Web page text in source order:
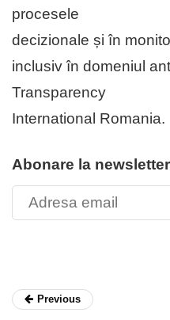
procesele
decizionale și în
inclusiv în domeniul
Transparency
International Romania.
Abonare la
Previous